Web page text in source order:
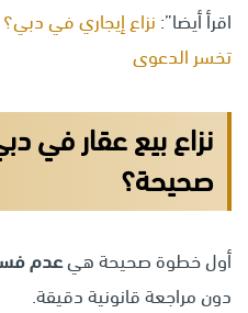
اقرأ أيضا”: نزاع إيجاري في
تخسر الدعوى
نزاع بيع عقار في
صحيحة؟
أول خطوة صحيحة هيعدم
دون مراجعة قانونية دقيقة.